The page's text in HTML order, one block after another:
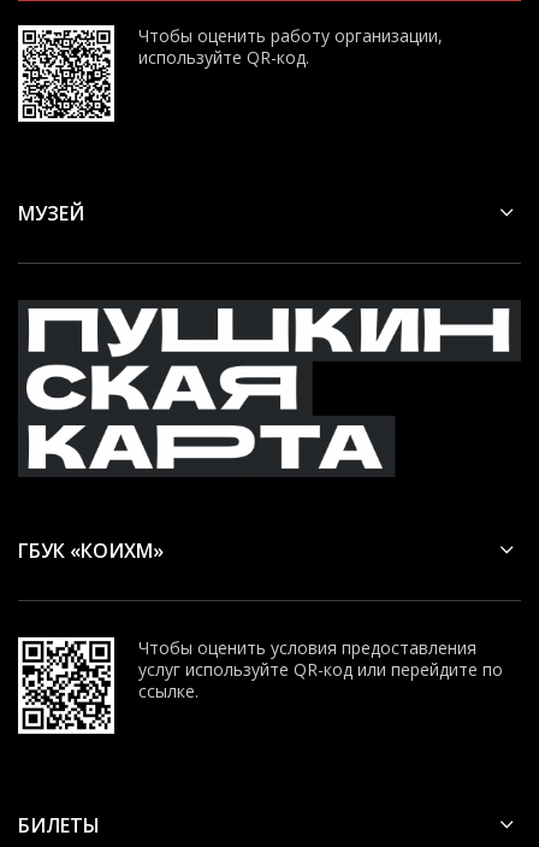
Чтобы оценить работу организации,
используйте QR-код.
МУЗЕЙ
ГБУК «КОИХМ»
Чтобы оценить условия предоставления
услуг используйте QR-код или перейдите по
ссылке.
БИЛЕТЫ